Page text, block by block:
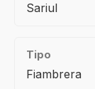
Sariul
Tipo
Fiambrera